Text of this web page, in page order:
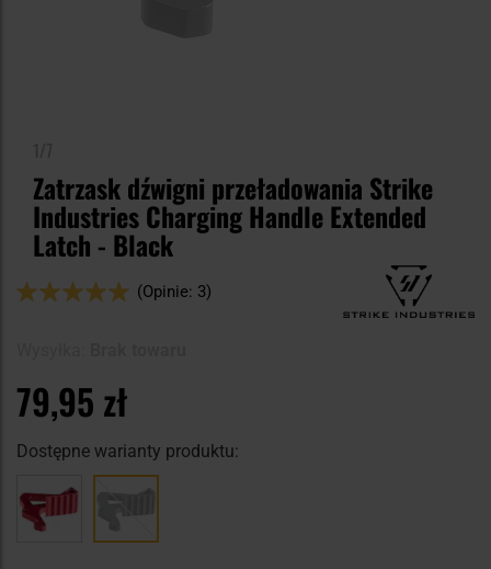
Zatrzask dźwigni przeładowania Strike
Industries Charging Handle Extended
Latch - Black
Ocena:
(Opinie: 3)
79,95 zł
Dostępne warianty produktu: